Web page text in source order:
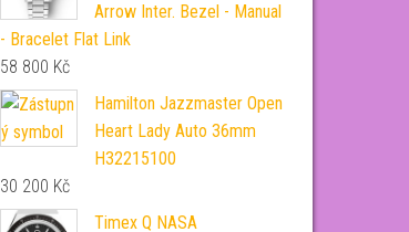
Arrow Inter. Bezel - Manual
- Bracelet Flat Link
58 800 Kč
Hamilton Jazzmaster Open
Heart Lady Auto 36mm
H32215100
30 200 Kč
Timex Q NASA